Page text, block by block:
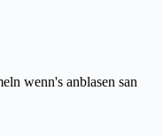
wenn's anblasen san